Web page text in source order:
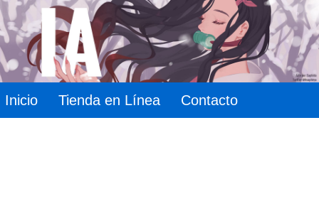
Inicio Tienda en Línea Contacto